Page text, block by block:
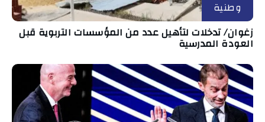
وطنية
زغوان/ تدخلات لتأهيل عدد من المؤسسات التربوية قبل
العودة المدرسية